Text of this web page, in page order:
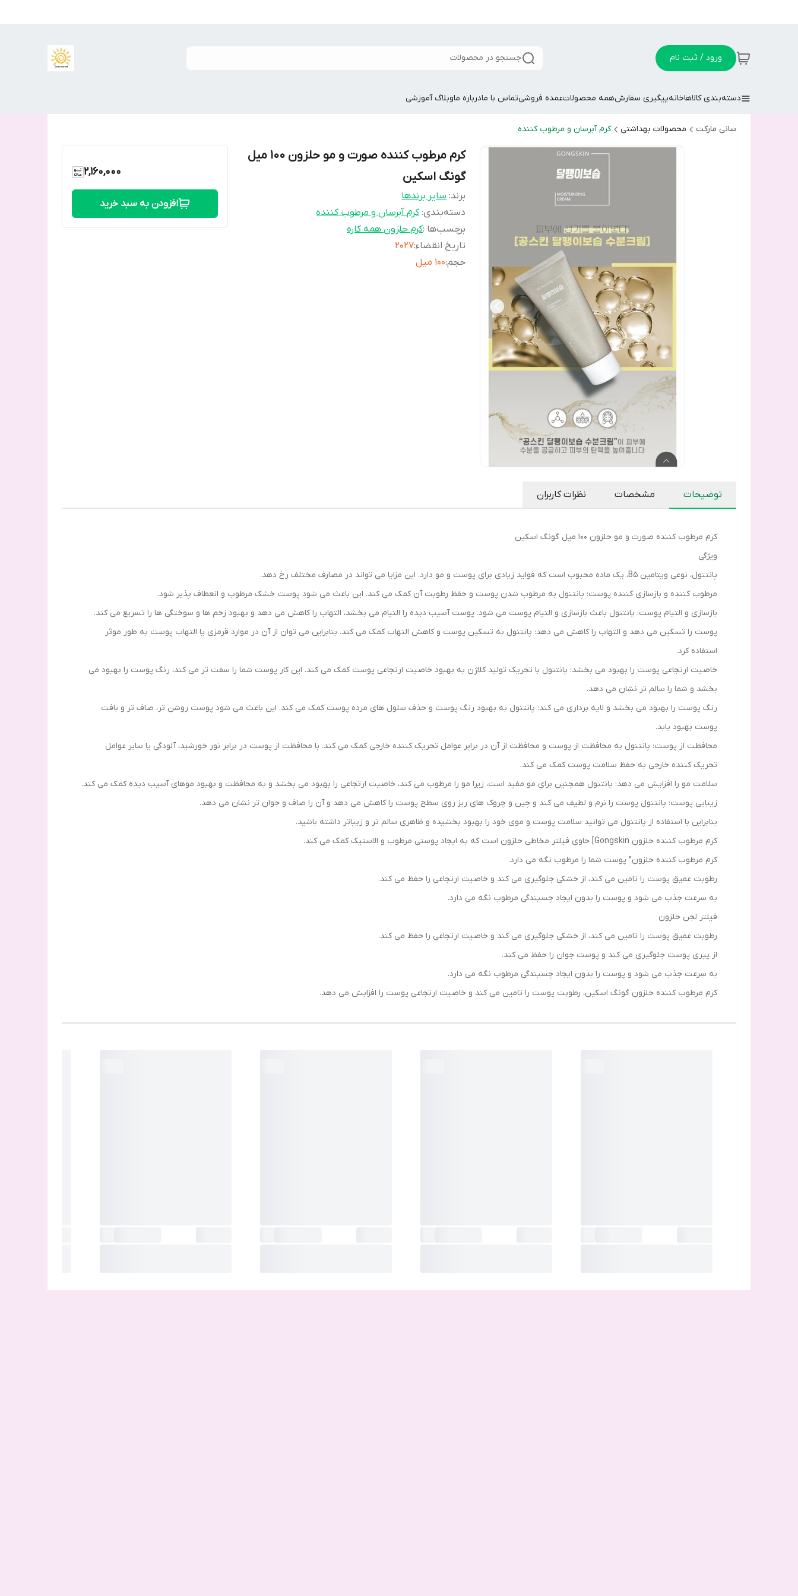
ورود / ثبت نام جستجو در محصولات
دسته‌بندی کالاهاخانهپیگیری سفارشهمه محصولاتعمده فروشیتماس با مادرباره ماوبلاگ آموزشی
سانی مارکت محصولات بهداشتی کرم آبرسان و مرطوب کننده
کرم مرطوب کننده صورت و مو حلزون ۱۰۰ میل
گونگ اسکین
برند: سایر برندها
دسته‌بندی:کرم آبرسان و مرطوب کننده
برچسب‌ها :کرم حلزون همه کاره
تاریخ انقضاء:۲۰۲۷
حجم:۱۰۰ میل
2,160,000
افزودن به سبد خرید
توضیحات مشخصات نظرات کاربران
کرم مرطوب کننده صورت و مو حلزون ۱۰۰ میل گونگ اسکین
ویژگی
پانتنول، نوعی ویتامین B5، یک ماده محبوب است که فواید زیادی برای پوست و مو دارد. این مزایا می تواند در مصارف مختلف رخ دهد.
مرطوب کننده و بازسازی کننده پوست: پانتنول به مرطوب شدن پوست و حفظ رطوبت آن کمک می کند. این باعث می شود پوست خشک مرطوب و انعطاف پذیر شود.
بازسازی و التیام پوست: پانتنول باعث بازسازی و التیام پوست می شود. پوست آسیب دیده را التیام می بخشد، التهاب را کاهش می دهد و بهبود زخم ها و سوختگی ها را تسریع می کند.
پوست را تسکین می دهد و التهاب را کاهش می دهد: پانتنول به تسکین پوست و کاهش التهاب کمک می کند. بنابراین می توان از آن در موارد قرمزی یا التهاب پوست به طور موثر
استفاده کرد.
خاصیت ارتجاعی پوست را بهبود می بخشد: پانتنول با تحریک تولید کلاژن به بهبود خاصیت ارتجاعی پوست کمک می کند. این کار پوست شما را سفت تر می کند، رنگ پوست را بهبود می
بخشد و شما را سالم تر نشان می دهد.
رنگ پوست را بهبود می بخشد و لایه برداری می کند: پانتنول به بهبود رنگ پوست و حذف سلول های مرده پوست کمک می کند. این باعث می شود پوست روشن تر، صاف تر و بافت
پوست بهبود یابد.
محافظت از پوست: پانتنول به محافظت از پوست و محافظت از آن در برابر عوامل تحریک کننده خارجی کمک می کند. با محافظت از پوست در برابر نور خورشید، آلودگی یا سایر عوامل
تحریک کننده خارجی به حفظ سلامت پوست کمک می کند.
سلامت مو را افزایش می دهد: پانتنول همچنین برای مو مفید است، زیرا مو را مرطوب می کند، خاصیت ارتجاعی را بهبود می بخشد و به محافظت و بهبود موهای آسیب دیده کمک می کند.
زیبایی پوست: پانتنول پوست را نرم و لطیف می کند و چین و چروک های ریز روی سطح پوست را کاهش می دهد و آن را صاف و جوان تر نشان می دهد.
بنابراین با استفاده از پانتنول می توانید سلامت پوست و موی خود را بهبود بخشیده و ظاهری سالم تر و زیباتر داشته باشید.
کرم مرطوب کننده حلزون Gongskin] حاوی فیلتر مخاطی حلزون است که به ایجاد پوستی مرطوب و الاستیک کمک می کند.
کرم مرطوب کننده حلزون” پوست شما را مرطوب نگه می دارد.
رطوبت عمیق پوست را تامین می کند، از خشکی جلوگیری می کند و خاصیت ارتجاعی را حفظ می کند.
به سرعت جذب می شود و پوست را بدون ایجاد چسبندگی مرطوب نگه می دارد.
فیلتر لجن حلزون
رطوبت عمیق پوست را تامین می کند، از خشکی جلوگیری می کند و خاصیت ارتجاعی را حفظ می کند.
از پیری پوست جلوگیری می کند و پوست جوان را حفظ می کند.
به سرعت جذب می شود و پوست را بدون ایجاد چسبندگی مرطوب نگه می دارد.
کرم مرطوب کننده حلزون گونگ اسکین، رطوبت پوست را تامین می کند و خاصیت ارتجاعی پوست را افزایش می دهد.